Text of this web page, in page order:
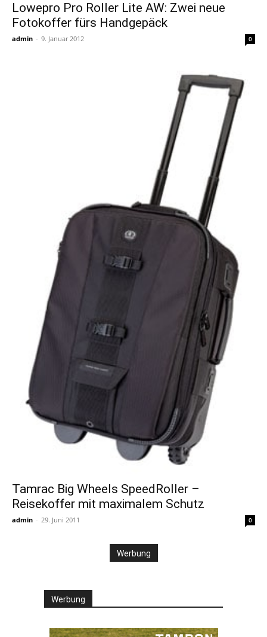
Lowepro Pro Roller Lite AW: Zwei neue
Fotokoffer fürs Handgepäck
admin - 9. Januar 2012 0
Tamrac Big Wheels SpeedRoller –
Reisekoffer mit maximalem Schutz
admin - 29. Juni 2011 0
Werbung
Werbung